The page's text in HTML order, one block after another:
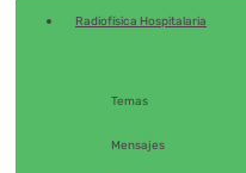
Radiofísica Hospitalaria
Temas
Mensajes